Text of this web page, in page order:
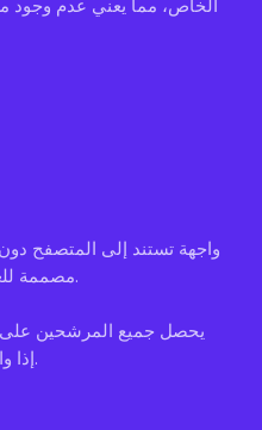
الخاص، مما يعني عدم وجود
واجهة تستند إلى المتصفح
مصممة للعمل مع أي سرعة اتصال بالإنترنت.
يحصل جميع المرشحين على
الأسبوع مع Willo إذا واجهوا أي مشاكل.